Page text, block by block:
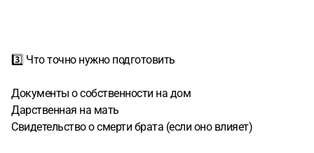
3️⃣ Что точно нужно подготовить
Документы о собственности на дом
Дарственная на мать
Свидетельство о смерти брата (если оно влияет)